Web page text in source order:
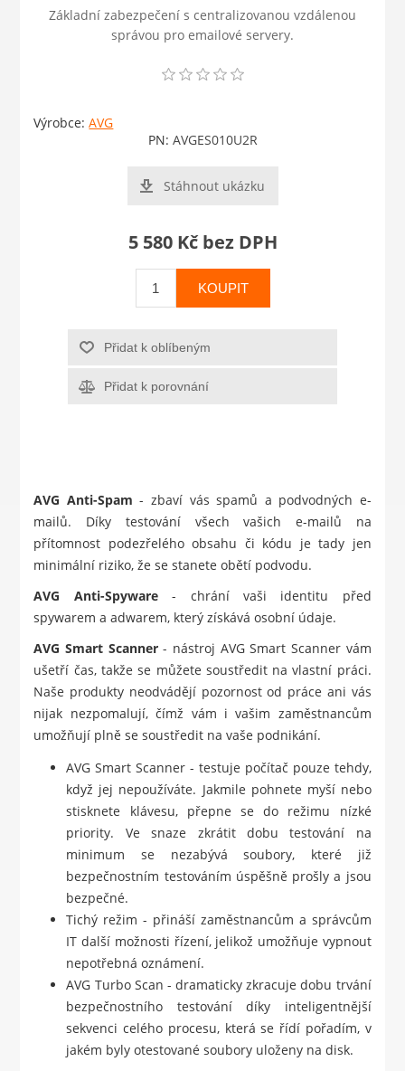
Základní zabezpečení s centralizovanou vzdálenou
správou pro emailové servery.
Výrobce: AVG
PN: AVGES010U2R
Stáhnout ukázku
5 580 Kč bez DPH
KOUPIT
Přidat k oblíbeným
Přidat k porovnání
AVG Anti-Spam - zbaví vás spamů a podvodných e-
mailů. Díky testování všech vašich e-mailů na
přítomnost podezřelého obsahu či kódu je tady jen
minimální riziko, že se stanete obětí podvodu.
AVG Anti-Spyware- chrání vaši identitu před
spywarem a adwarem, který získává osobní údaje.
AVG Smart Scanner- nástroj AVG Smart Scanner vám
ušetří čas, takže se můžete soustředit na vlastní práci.
Naše produkty neodvádějí pozornost od práce ani vás
nijak nezpomalují, čímž vám i vašim zaměstnancům
umožňují plně se soustředit na vaše podnikání.
AVG Smart Scanner - testuje počítač pouze tehdy,
když jej nepoužíváte. Jakmile pohnete myší nebo
stisknete klávesu, přepne se do režimu nízké
priority. Ve snaze zkrátit dobu testování na
minimum se nezabývá soubory, které již
bezpečnostním testováním úspěšně prošly a jsou
bezpečné.
Tichý režim - přináší zaměstnancům a správcům
IT další možnosti řízení, jelikož umožňuje vypnout
nepotřebná oznámení.
AVG Turbo Scan - dramaticky zkracuje dobu trvání
bezpečnostního testování díky inteligentnější
sekvenci celého procesu, která se řídí pořadím, v
jakém byly otestované soubory uloženy na disk.